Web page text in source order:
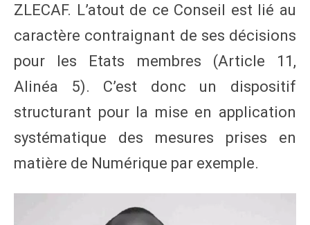
ZLECAF. L’atout de ce Conseil est lié au
caractère contraignant de ses décisions
pour les Etats membres (Article 11,
Alinéa 5). C’est donc un dispositif
structurant pour la mise en application
systématique des mesures prises en
matière de Numérique par exemple.